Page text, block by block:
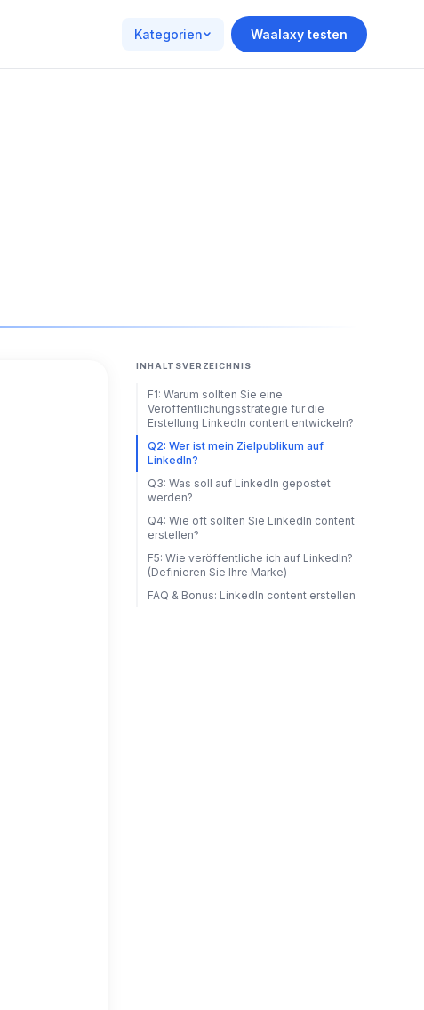
Kategorien Waalaxy testen
INHALTSVERZEICHNIS
F1: Warum sollten Sie eine
Veröffentlichungsstrategie für die
Erstellung LinkedIn content entwickeln?
Q2: Wer ist mein Zielpublikum auf
LinkedIn?
Q3: Was soll auf LinkedIn gepostet
werden?
Q4: Wie oft sollten Sie LinkedIn content
erstellen?
F5: Wie veröffentliche ich auf LinkedIn?
(Definieren Sie Ihre Marke)
FAQ & Bonus: LinkedIn content erstellen